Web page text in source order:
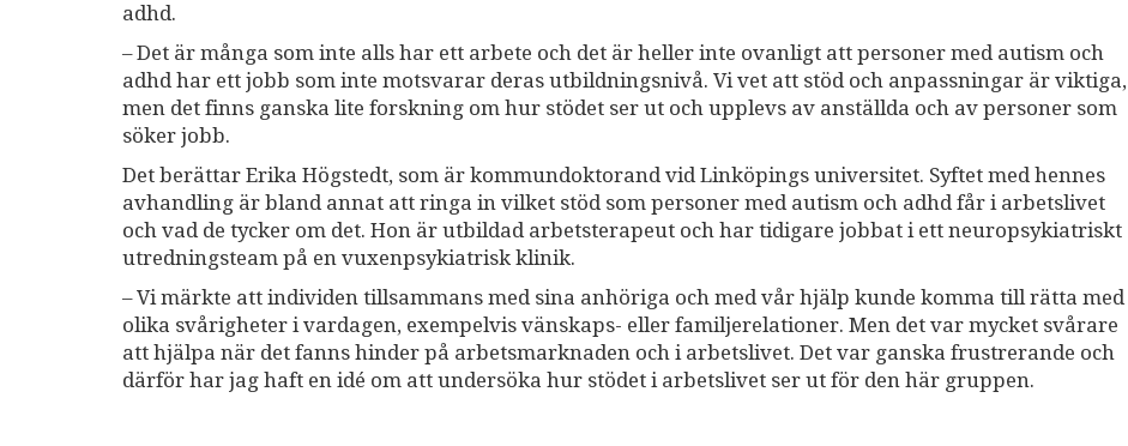
adhd.
– Det är många som inte alls har ett arbete och det är heller inte ovanligt att personer med autism och
adhd har ett jobb som inte motsvarar deras utbildningsnivå. Vi vet att stöd och anpassningar är viktiga,
men det finns ganska lite forskning om hur stödet ser ut och upplevs av anställda och av personer som
söker jobb.
Det berättar Erika Högstedt, som är kommundoktorand vid Linköpings universitet. Syftet med hennes
avhandling är bland annat att ringa in vilket stöd som personer med autism och adhd får i arbetslivet
och vad de tycker om det. Hon är utbildad arbetsterapeut och har tidigare jobbat i ett neuropsykiatriskt
utredningsteam på en vuxenpsykiatrisk klinik.
– Vi märkte att individen tillsammans med sina anhöriga och med vår hjälp kunde komma till rätta med
olika svårigheter i vardagen, exempelvis vänskaps- eller familjerelationer. Men det var mycket svårare
att hjälpa när det fanns hinder på arbetsmarknaden och i arbetslivet. Det var ganska frustrerande och
därför har jag haft en idé om att undersöka hur stödet i arbetslivet ser ut för den här gruppen.